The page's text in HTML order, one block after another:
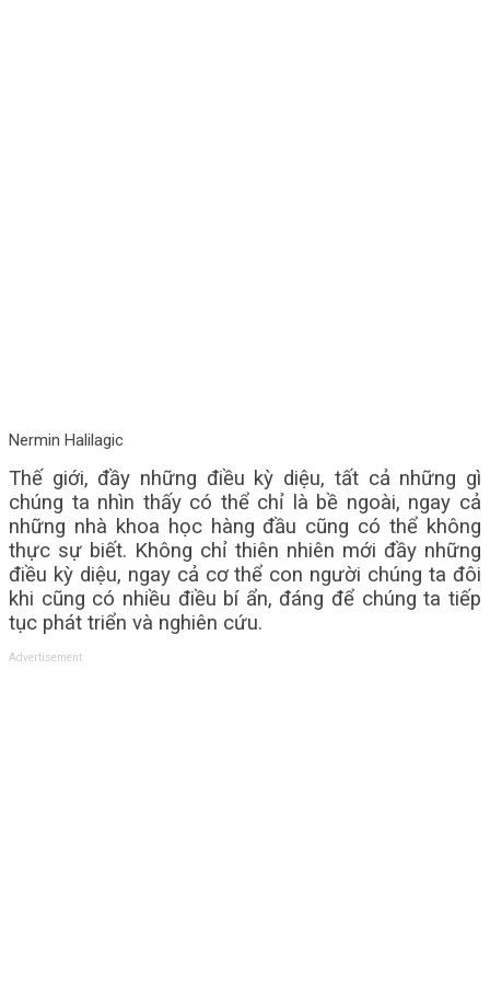
Nermin Halilagic
Thế giới, đầy những điều kỳ diệu, tất cả những gì
chúng ta nhìn thấy có thể chỉ là bề ngoài, ngay cả
những nhà khoa học hàng đầu cũng có thể không
thực sự biết. Không chỉ thiên nhiên mới đầy những
điều kỳ diệu, ngay cả cơ thể con người chúng ta đôi
khi cũng có nhiều điều bí ẩn, đáng để chúng ta tiếp
tục phát triển và nghiên cứu.
Advertisement